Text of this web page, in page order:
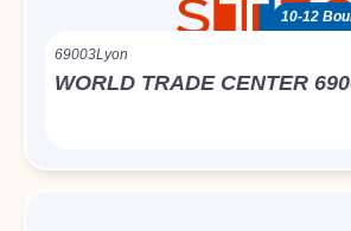
10-12
69003Lyon
WORLD TRADE CENTER